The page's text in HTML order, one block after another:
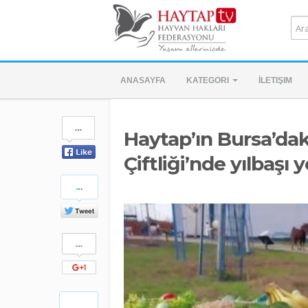
ANASAYFA KATEGORI İLETIŞIM
on
Facebook
Share
on
Twitter
Share
on
Google+
Pinterest
Haytap’ın
Çiftliği’nde yılbaşı